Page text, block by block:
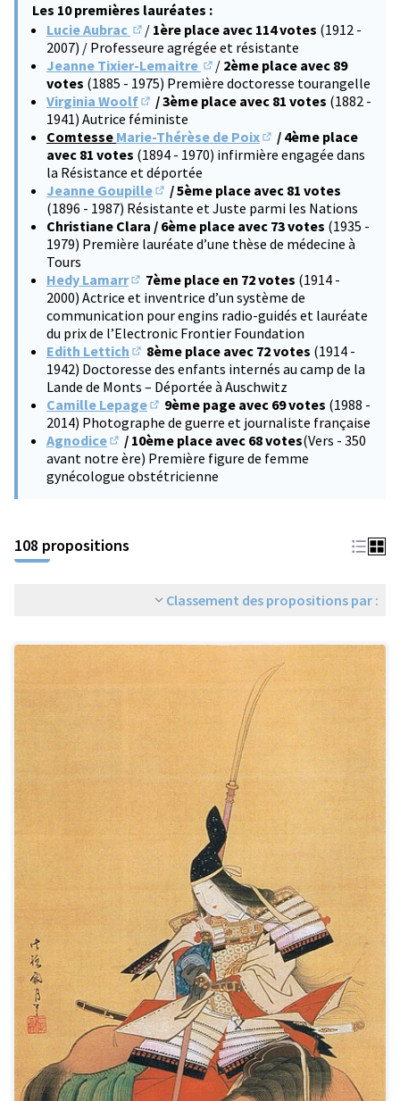
Les 10 premières lauréates :
Lucie Aubrac
(S'ouvre dans un nouvel onglet)
/ 1ère place avec 114 votes (1912 -
2007) / Professeure agrégée et résistante
Jeanne Tixier-Lemaitre
(S'ouvre dans un nouvel onglet)
/ 2ème place avec 89
votes (1885 - 1975) Première doctoresse tourangelle
Virginia Woolf
(S'ouvre dans un nouvel onglet)
/ 3ème place avec 81 votes (1882 -
1941) Autrice féministe
Comtesse Marie-Thérèse de Poix
(S'ouvre dans un
/ 4ème place
avec 81 votes (1894 - 1970) infirmière engagée dans
la Résistance et déportée
Jeanne Goupille
(S'ouvre dans un nouvel onglet)
/ 5ème place avec 81 votes
(1896 - 1987) Résistante et Juste parmi les Nations
Christiane Clara / 6ème place avec 73 votes (1935 -
1979) Première lauréate d’une thèse de médecine à
Tours
Hedy Lamarr
(S'ouvre dans un nouvel onglet)
7ème place en 72 votes (1914 -
2000) Actrice et inventrice d’un système de
communication pour engins radio-guidés et lauréate
du prix de l’Electronic Frontier Foundation
Edith Lettich
(S'ouvre dans un nouvel onglet)
8ème place avec 72 votes (1914 -
1942) Doctoresse des enfants internés au camp de la
Lande de Monts – Déportée à Auschwitz
Camille Lepage
(S'ouvre dans un nouvel onglet)
9ème page avec 69 votes (1988 -
2014) Photographe de guerre et journaliste française
Agnodice
(S'ouvre dans un nouvel onglet)
/ 10ème place avec 68 votes(Vers - 350
avant notre ère) Première figure de femme
gynécologue obstétricienne
108 propositions
Classement des propositions par :